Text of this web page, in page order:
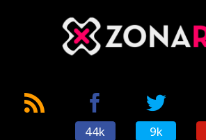
44k 9k